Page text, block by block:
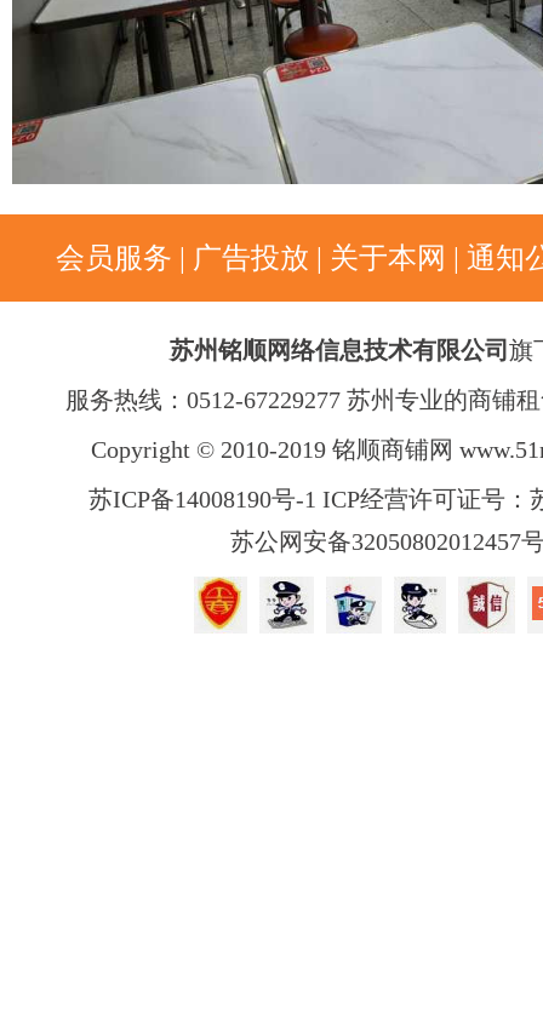
会员服务 广告投放 关于本网 通知
苏州铭顺网络信息技术有限公司 旗
服务热线：0512-67229277 苏州专业的商铺
Copyright © 2010-2019 铭顺商铺网
苏ICP备14008190号-1 ICP经营许可证号：
苏公网安备32050802012457